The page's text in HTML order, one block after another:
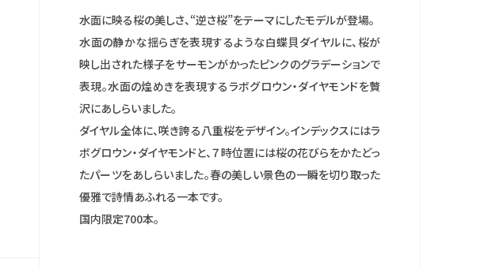
水面に映る桜の美しさ、“逆さ桜”をテーマにしたモデルが登場。
水面の静かな揺らぎを表現するような白蝶貝ダイヤルに、桜が
映し出された様子をサーモンがかったピンクのグラデーションで
表現。水面の煌めきを表現するラボグロウン・ダイヤモンドを贅
沢にあしらいました。
ダイヤル全体に、咲き誇る八重桜をデザイン。インデックスにはラ
ボグロウン・ダイヤモンドと、７時位置には桜の花びらをかたどっ
たパーツをあしらいました。春の美しい景色の一瞬を切り取った
優雅で詩情あふれる一本です。
国内限定700本。